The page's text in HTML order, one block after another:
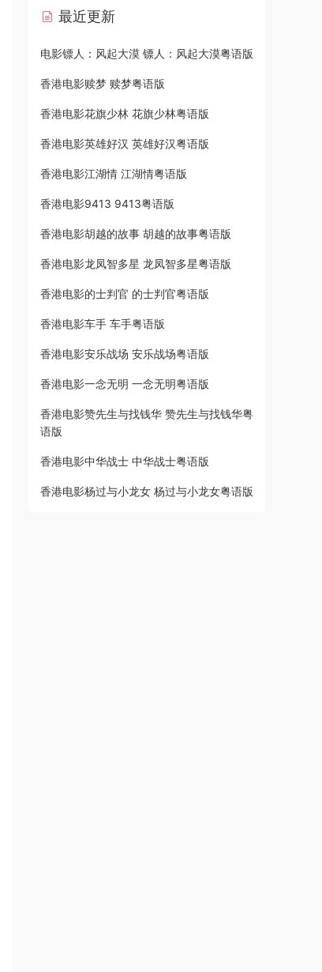
最近更新
电影镖人：风起大漠 镖人：风起大漠粤语版
香港电影赎梦 赎梦粤语版
香港电影花旗少林 花旗少林粤语版
香港电影英雄好汉 英雄好汉粤语版
香港电影江湖情 江湖情粤语版
香港电影9413 9413粤语版
香港电影胡越的故事 胡越的故事粤语版
香港电影龙凤智多星 龙凤智多星粤语版
香港电影的士判官 的士判官粤语版
香港电影车手 车手粤语版
香港电影安乐战场 安乐战场粤语版
香港电影一念无明 一念无明粤语版
香港电影赞先生与找钱华 赞先生与找钱华粤
语版
香港电影中华战士 中华战士粤语版
香港电影杨过与小龙女 杨过与小龙女粤语版